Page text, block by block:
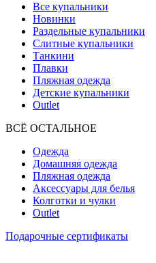
Все купальники
Новинки
Раздельные купальники
Слитные купальники
Танкини
Плавки
Пляжная одежда
Детские купальники
Outlet
ВCЁ ОСТАЛЬНОЕ
Одежда
Домашняя одежда
Пляжная одежда
Аксессуары для белья
Колготки и чулки
Outlet
Подарочные сертификаты